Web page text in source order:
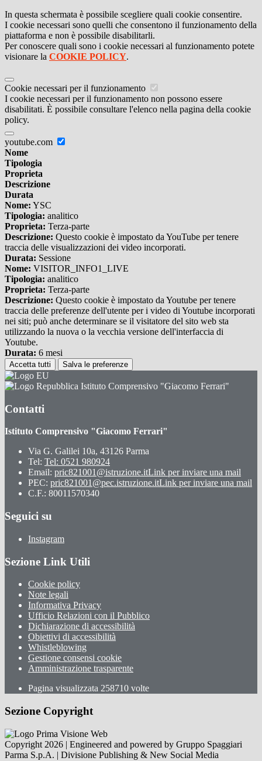
In questa schermata è possibile scegliere quali cookie consentire.
I cookie necessari sono quelli che consentono il funzionamento della
piattaforma e non è possibile disabilitarli.
Per conoscere quali sono i cookie necessari al funzionamento potete
visionare la COOKIE POLICY.
Cookie necessari per il funzionamento
I cookie necessari per il funzionamento non possono essere
disabilitati. È possibile consultare l'elenco nella pagina della cookie
policy.
youtube.com
Nome
Tipologia
Proprieta
Descrizione
Durata
Nome: YSC
Tipologia: analitico
Proprieta: Terza-parte
Descrizione: Questo cookie è impostato da YouTube per tenere
traccia delle visualizzazioni dei video incorporati.
Durata: Sessione
Nome: VISITOR_INFO1_LIVE
Tipologia: analitico
Proprieta: Terza-parte
Descrizione: Questo cookie è impostato da Youtube per tenere
traccia delle preferenze dell'utente per i video di Youtube incorporati
nei siti; può anche determinare se il visitatore del sito web sta
utilizzando la nuova o la vecchia versione dell'interfaccia di
Youtube.
Durata: 6 mesi
Accetta tutti Salva le preferenze
Istituto Comprensivo "Giacomo Ferrari"
Contatti
Istituto Comprensivo "Giacomo Ferrari"
Via G. Galilei 10a, 43126 Parma
Tel: Tel: 0521 980924
Email: pric821001@istruzione.itLink per inviare una mail
PEC: pric821001@pec.istruzione.itLink per inviare una mail
C.F.: 80011570340
Seguici su
Instagram
Sezione Link Utili
Cookie policy
Note legali
Informativa Privacy
Ufficio Relazioni con il Pubblico
Dichiarazione di accessibilità
Obiettivi di accessibilità
Whistleblowing
Gestione consensi cookie
Amministrazione trasparente
Pagina visualizzata 258710 volte
Sezione Copyright
Copyright 2026 | Engineered and powered by Gruppo Spaggiari
Parma S.p.A. | Divisione Publishing & New Social Media